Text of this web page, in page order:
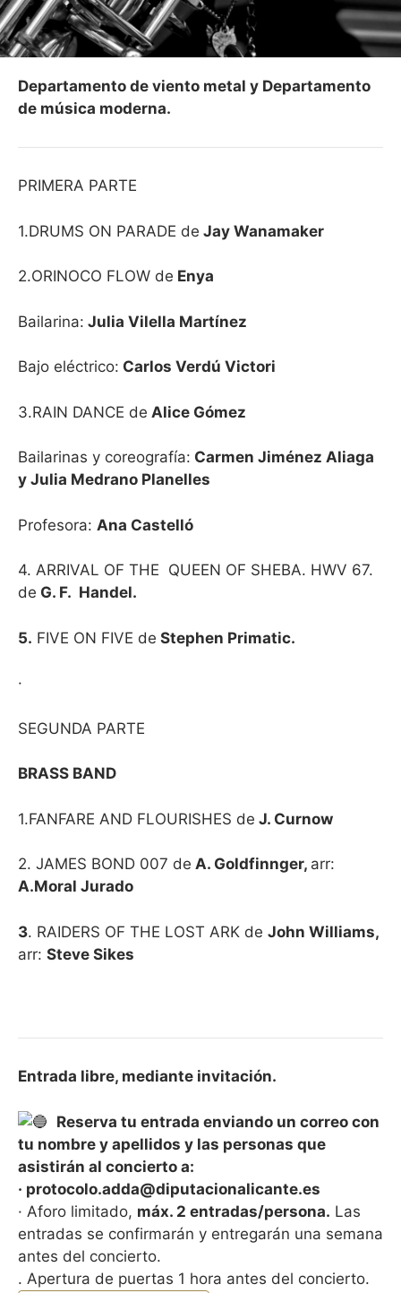
Departamento de viento metal y Departamento
de música moderna.
PRIMERA PARTE
1.DRUMS ON PARADE de Jay Wanamaker
2.ORINOCO FLOW de Enya
Bailarina: Julia Vilella Martínez
Bajo eléctrico: Carlos Verdú Victori
3.RAIN DANCE de Alice Gómez
Bailarinas y coreografía: Carmen Jiménez Aliaga
y Julia Medrano Planelles
Profesora: Ana Castelló
4. ARRIVAL OF THE QUEEN OF SHEBA. HWV 67.
de G. F. Handel.
5. FIVE ON FIVE de Stephen Primatic.
·
SEGUNDA PARTE
BRASS BAND
1.FANFARE AND FLOURISHES de J. Curnow
2. JAMES BOND 007 de A. Goldfinnger, arr:
A.Moral Jurado
3. RAIDERS OF THE LOST ARK de John Williams,
arr: Steve Sikes
Entrada libre, mediante invitación.
Reserva tu entrada enviando un correo con
tu nombre y apellidos y las personas que
asistirán al concierto a:
· protocolo.adda@diputacionalicante.es
· Aforo limitado, máx. 2 entradas/persona. Las
entradas se confirmarán y entregarán una semana
antes del concierto.
. Apertura de puertas 1 hora antes del concierto.